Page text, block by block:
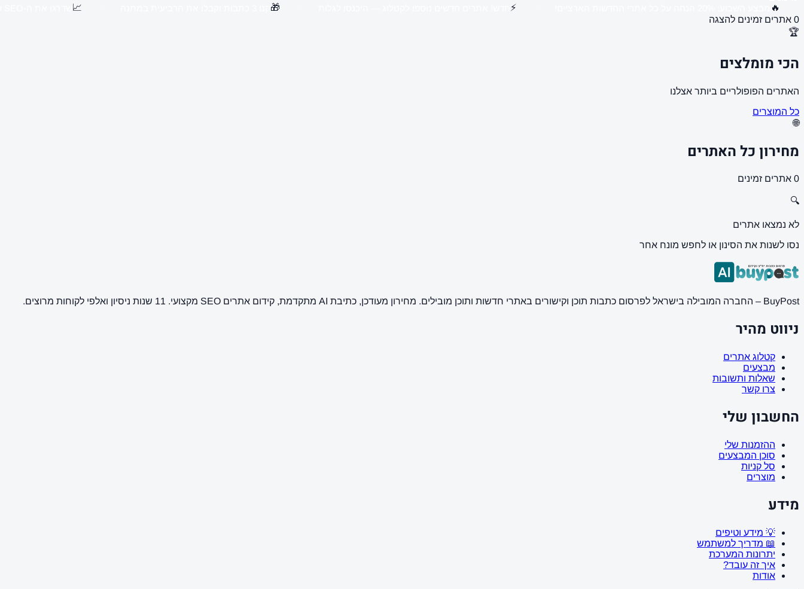
🔥
⚡
🎁
📈
0 אתרים זמינים להצגה
🏆
הכי מומלצים
האתרים הפופולריים ביותר אצלנו
כל המוצרים
🌐
מחירון כל האתרים
0 אתרים זמינים
🔍
לא נמצאו אתרים
נסו לשנות את הסינון או לחפש מונח אחר
BuyPost – החברה המובילה בישראל לפרסום כתבות תוכן וקישורים באתרי חדשות ותוכן מובילים. מחירון מעודכן, כתיבת AI מתקדמת, קידום אתרים SEO מקצועי. 11 שנות ניסיון ואלפי לקוחות מרוצים.
ניווט מהיר
קטלוג אתרים
מבצעים
שאלות ותשובות
צרו קשר
החשבון שלי
ההזמנות שלי
סוכן המבצעים
סל קניות
מוצרים
מידע
💡 מידע וטיפים
📖 מדריך למשתמש
יתרונות המערכת
איך זה עובד?
אודות